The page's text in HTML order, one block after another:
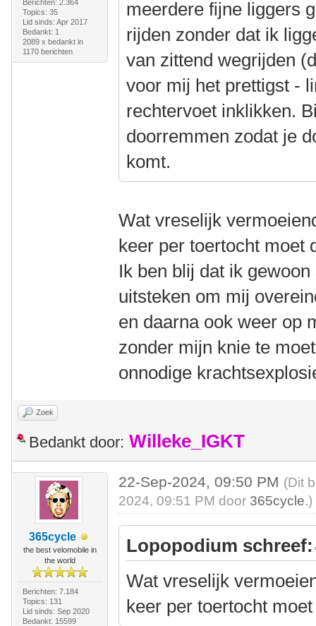
Berichten: 2.364
Topics: 35
Lid sinds: Apr 2017
Bedankt: 1
2089 x bedankt in
1170 berichten
meerdere fijne liggers
rijden zonder dat ik
van zittend wegrijden
voor mij het prettigst -
rechtervoet inklikken.
doorremmen zodat je
komt.
Wat vreselijk
keer per toertocht moet
Ik ben blij dat ik
uitsteken om mij
en daarna ook weer op
zonder mijn knie te
onnodige
Zoek
Bedankt door: Willeke_IGKT
365cycle
the best velomobile in
the world
Berichten: 7.184
Topics: 131
Lid sinds: Sep 2020
Bedankt: 15599
22-Sep-2024, 09:50 PM (Dit
2024, 09:51 PM door 365cycle.)
Lopopodium schreef:
Wat vreselijk
keer per toertocht